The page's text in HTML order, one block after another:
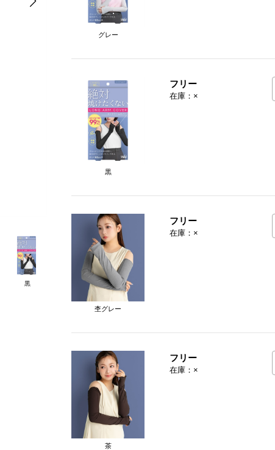
黒
グレー
黒
フリー
在庫：×
杢グレー
フリー
在庫：×
茶
フリー
在庫：×